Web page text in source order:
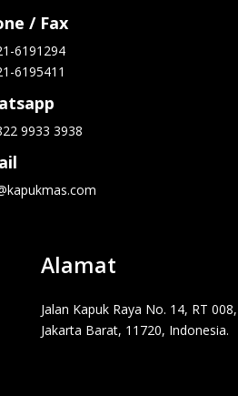
/ Fax
6191294
6195411
9933 3938
Alamat
Jalan Kapuk Raya No. 14, RT
Jakarta Barat, 11720, Indonesia.